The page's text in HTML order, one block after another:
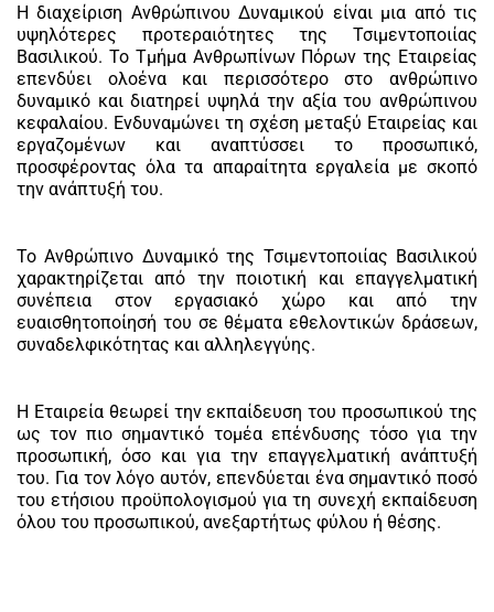
Η διαχείριση Ανθρώπινου Δυναμικού είναι μια από τις
υψηλότερες προτεραιότητες της Τσιμεντοποιίας
Βασιλικού. Το Tμήμα Ανθρωπίνων Πόρων της Εταιρείας
επενδύει ολοένα και περισσότερο στο ανθρώπινο
δυναμικό και διατηρεί υψηλά την αξία του ανθρώπινου
κεφαλαίου. Ενδυναμώνει τη σχέση μεταξύ Εταιρείας και
εργαζομένων και αναπτύσσει το προσωπικό,
προσφέροντας όλα τα απαραίτητα εργαλεία με σκοπό
την ανάπτυξή του.
Το Ανθρώπινο Δυναμικό της Τσιμεντοποιίας Βασιλικού
χαρακτηρίζεται από την ποιοτική και επαγγελματική
συνέπεια στον εργασιακό χώρο και από την
ευαισθητοποίησή του σε θέματα εθελοντικών δράσεων,
συναδελφικότητας και αλληλεγγύης.
Η Εταιρεία θεωρεί την εκπαίδευση του προσωπικού της
ως τον πιο σημαντικό τομέα επένδυσης τόσο για την
προσωπική, όσο και για την επαγγελματική ανάπτυξή
του. Για τον λόγο αυτόν, επενδύεται ένα σημαντικό ποσό
του ετήσιου προϋπολογισμού για τη συνεχή εκπαίδευση
όλου του προσωπικού, ανεξαρτήτως φύλου ή θέσης.